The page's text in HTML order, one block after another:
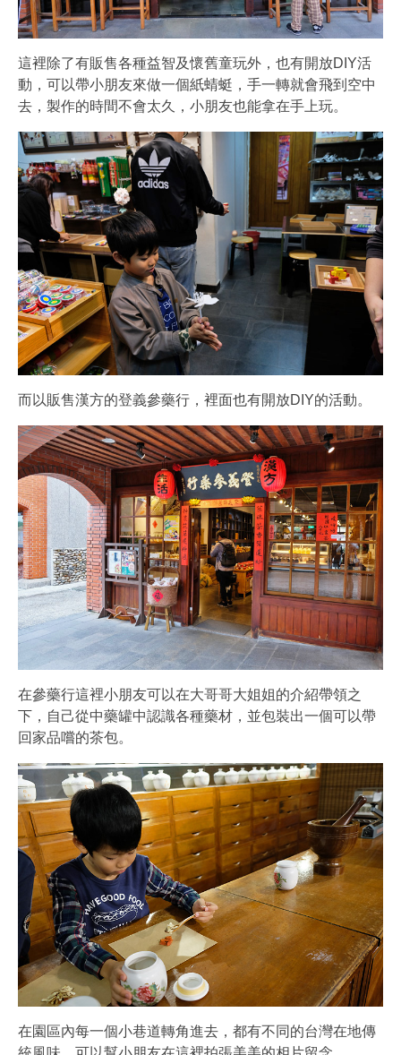
這裡除了有販售各種益智及懷舊童玩外，也有開放DIY活
動，可以帶小朋友來做一個紙蜻蜓，手一轉就會飛到空中
去，製作的時間不會太久，小朋友也能拿在手上玩。
而以販售漢方的登義參藥行，裡面也有開放DIY的活動。
在參藥行這裡小朋友可以在大哥哥大姐姐的介紹帶領之
下，自己從中藥罐中認識各種藥材，並包裝出一個可以帶
回家品嚐的茶包。
在園區內每一個小巷道轉角進去，都有不同的台灣在地傳